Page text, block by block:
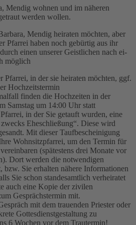
Mendig wohnen und im näheren
werden wollen.
Men­dig hei­ra­ten möch­ten, aber
Pfar­rei ha­ben noch ge­bür­tig aus ihr
ei­nen un­serer Geist­lichen nach ei­
mög­lich
Pfarrei, in der sie heiraten möchten, ggf.
Hochzeitstermin
finden die Hochzeiten in der
Samstag um 14:00 Uhr statt
in der Sie getauft wurden, eine
Eheschließung“. Diese wird
Mit dieser Taufbescheinigung
Wohnsitzpfarrei, um den Termin für
(spätestens drei Monate vor
Dort werden die notwendigen
bzw. Sie erhalten nähere Informationen
Sie schon standesamtlich verheiratet
auch eine Kopie der zivilen
Gesprächstermin mit.
mit dem trauenden Priester oder
Gottesdienstgestaltung zu
6 Wochen vor dem Trautermin!